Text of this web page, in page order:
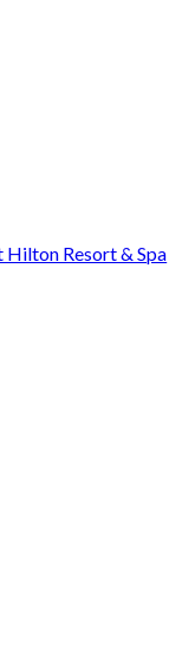
Resort & Spa